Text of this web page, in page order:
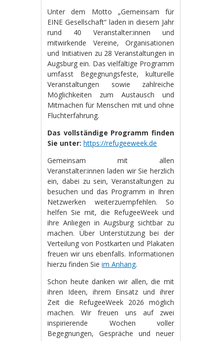
Unter dem Motto „Gemeinsam für
EINE Gesellschaft“ laden in diesem Jahr
rund 40 Veranstalter:innen und
mitwirkende Vereine, Organisationen
und Initiativen zu 28 Veranstaltungen in
Augsburg ein. Das vielfältige Programm
umfasst Begegnungsfeste, kulturelle
Veranstaltungen sowie zahlreiche
Möglichkeiten zum Austausch und
Mitmachen für Menschen mit und ohne
Fluchterfahrung.
Das vollständige Programm finden
Sie unter: https://refugeeweek.de
Gemeinsam mit allen
Veranstalter:innen laden wir Sie herzlich
ein, dabei zu sein, Veranstaltungen zu
besuchen und das Programm in Ihren
Netzwerken weiterzuempfehlen. So
helfen Sie mit, die RefugeeWeek und
ihre Anliegen in Augsburg sichtbar zu
machen. Über Unterstützung bei der
Verteilung von Postkarten und Plakaten
freuen wir uns ebenfalls. Informationen
hierzu finden Sieim Anhang.
Schon heute danken wir allen, die mit
ihren Ideen, ihrem Einsatz und ihrer
Zeit die RefugeeWeek 2026 möglich
machen. Wir freuen uns auf zwei
inspirierende Wochen voller
Begegnungen, Gespräche und neuer